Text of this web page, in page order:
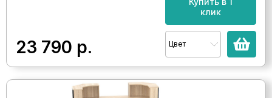
23 790 р.
клик
Цвет